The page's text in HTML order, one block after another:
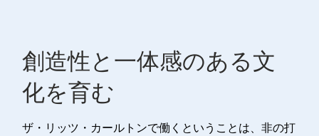
創造性と一体感のある文
化を育む
ザ・リッツ・カールトンで働くということは、非の打